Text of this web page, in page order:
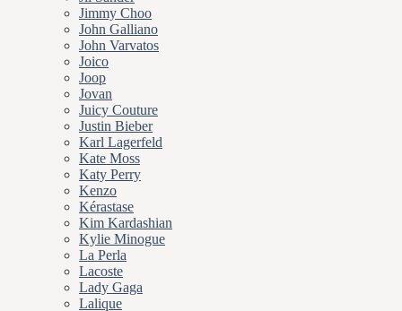
Jimmy Choo
John Galliano
John Varvatos
Joico
Joop
Jovan
Juicy Couture
Justin Bieber
Karl Lagerfeld
Kate Moss
Katy Perry
Kenzo
Kérastase
Kim Kardashian
Kylie Minogue
La Perla
Lacoste
Lady Gaga
Lalique